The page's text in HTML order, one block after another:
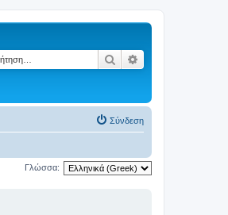
Αναζήτηση
Σύνδεση
Γλώσσα: